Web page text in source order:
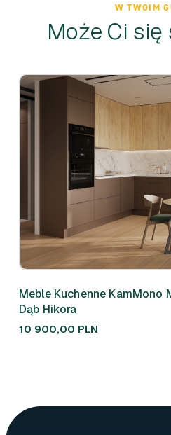
W TWOIM
Może Ci
Meble Kuchenne KamMono
Dąb Hikora
10 900,00 PLN